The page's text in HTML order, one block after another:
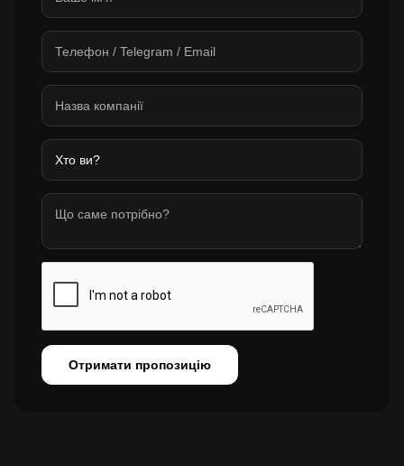
Отримати пропозицію